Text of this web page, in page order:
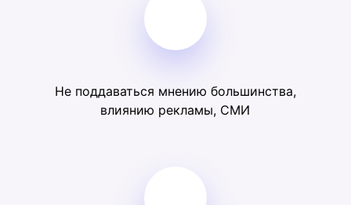
Не поддаваться мнению большинства,
влиянию рекламы, СМИ